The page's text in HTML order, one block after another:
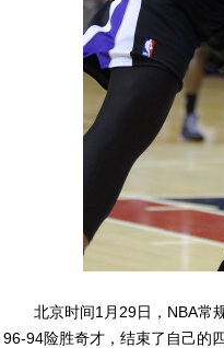
北京时间1月29日，NBA常规
96-94险胜奇才，结束了自己的